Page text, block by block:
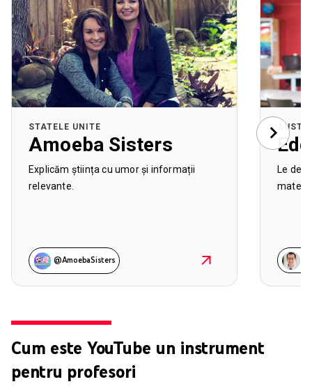
STATELE UNITE
Amoeba Sisters
Explicăm știința cu umor și informații
relevante.
@AmoebaSisters
Le
Cum este YouTube un instrument
pentru profesori